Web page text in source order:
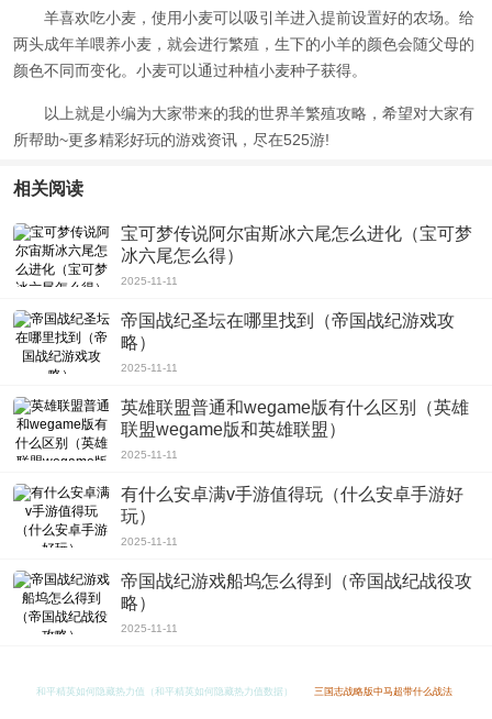
羊喜欢吃小麦，使用小麦可以吸引羊进入提前设置好的农场。给
两头成年羊喂养小麦，就会进行繁殖，生下的小羊的颜色会随父母的
颜色不同而变化。小麦可以通过种植小麦种子获得。
以上就是小编为大家带来的我的世界羊繁殖攻略 ，希望对大家有
所帮助~更多精彩好玩的游戏资讯，尽在525游!
相关阅读
宝可梦传说阿尔宙斯冰六尾怎么进化（宝可梦
冰六尾怎么得）
2025-11-11
帝国战纪圣坛在哪里找到（帝国战纪游戏攻
略）
2025-11-11
英雄联盟普通和wegame版有什么区别（英雄
联盟wegame版和英雄联盟）
2025-11-11
有什么安卓满v手游值得玩（什么安卓手游好
玩）
2025-11-11
帝国战纪游戏船坞怎么得到（帝国战纪战役攻
略）
2025-11-11
和平精英如何隐藏热力值（和平精英如何隐藏热力值数据） 三国志战略版中马超带什么战法